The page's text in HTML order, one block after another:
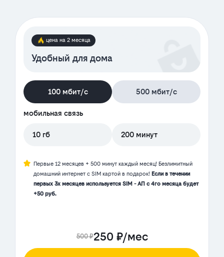
цена на 2 месяца
Удобный для дома
100 мбит/с 500 мбит/с
мобильная связь
10 гб 200 минут
Первые 12 месяцев + 500 минут каждый месяц! Безлимитный
домашний интернет с SIM картой в подарок! Если в течении
первых 3х месяцев используется SIM - АП с 4го месяца будет
+50 руб.
500 ₽250 ₽/мес